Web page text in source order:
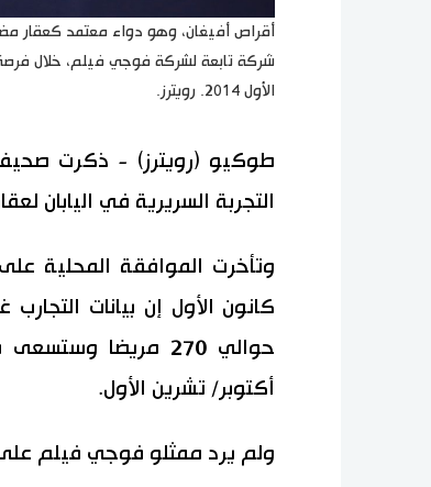
أقراص أفيغان، وهو دواء معتمد كعقار
الأول 2014. رويترز.
طوكيو (رويترز) - ذكرت
التجربة السريرية في اليابان
وتأخرت الموافقة المحلية
كانون الأول إن بيانات
حوالي 270 مريضا
أكتوبر/ تشرين الأول.
ولم يرد ممثلو فوجي فيلم